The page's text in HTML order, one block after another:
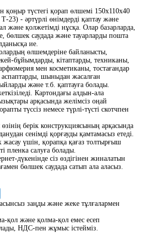
қоңыр түстегі қорап өлшемі 150x110x40
23) - әртүрлі өнімдерді қаптау және
және қолжетімді нұсқа. Олар базарларда,
бөлшек саудада және тауарларды пошта
ие.
өлшемдеріне байланысты,
бұйымдарды, кітаптарды, техниканы,
мен косметиканы, тостағандар
шыныдан жасалған
және т.б. қаптауға болады.
Картондағы алдын-ала
арқасында желімсіз оңай
түссіз немесе түрлі-түсті скотчпен
берік конструкциясының арқасында
сенімді қорғауды қамтамасыз етеді.
жасау үшін, қорапқа қағаз толтырғыш
пленка салуға болады.
дүкенінде сіз өздігінен жиналатын
бөлшек саудада сатып ала аласыз.
заңды және жеке тұлғалармен
қол және қолма-қол емес есеп
НДС-пен жұмыс істейміз.